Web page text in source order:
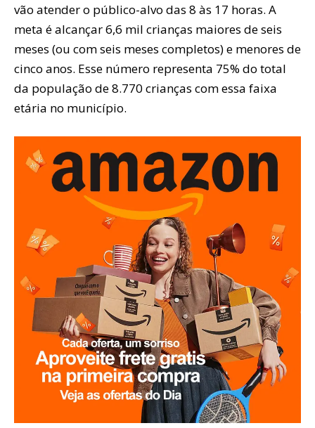
vão atender o público-alvo das 8 às 17 horas. A
meta é alcançar 6,6 mil crianças maiores de seis
meses (ou com seis meses completos) e menores de
cinco anos. Esse número representa 75% do total
da população de 8.770 crianças com essa faixa
etária no município.